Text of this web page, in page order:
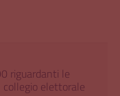
riguardanti le
elettorale